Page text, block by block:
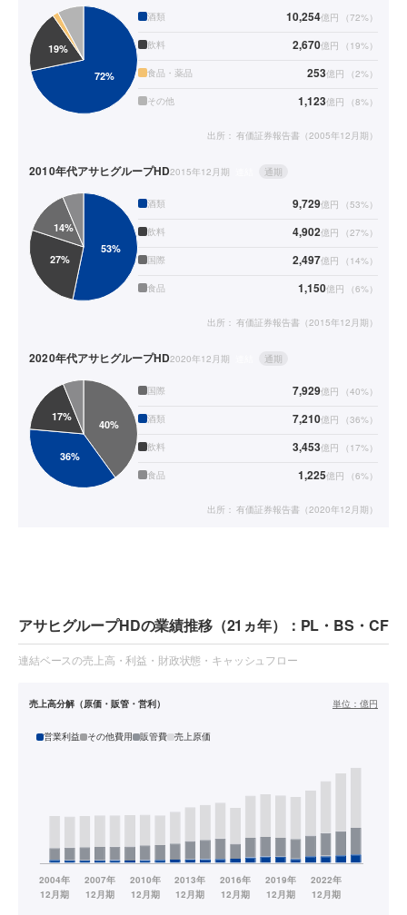
酒類 10,254億円 （72%）
飲料 2,670億円 （ 19%）
食品・薬品 253億円 （2%）
その他 1,123億円 （8%）
出所： 有価証券報告書（2005年12月期）
2010年代アサヒグループHD2015年12月期 通期
酒類 9,729億円 （53%）
飲料 4,902億円 （27%）
国際 2,497億円 （ 14%）
食品 1,150億円 （6%）
出所： 有価証券報告書（2015年12月期）
2020年代アサヒグループHD2020年12月期 通期
国際 7,929億円 （40%）
酒類 7,210億円 （36%）
飲料 3,453億円 （ 17%）
食品 1,225億円 （6%）
出所： 有価証券報告書（2020年12月期）
アサヒグループHDの業績推移（21ヵ年）：PL・BS・CF
連結ベースの売上高・利益・財政状態・キャッシュフロー
売上高分解（原価・販管・営利） 単位： 億円
営業利益 その他費用 販管費 売上原価